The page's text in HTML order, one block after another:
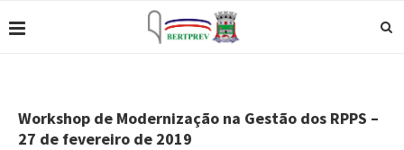
Workshop de Modernização na Gestão dos RPPS –
27 de fevereiro de 2019